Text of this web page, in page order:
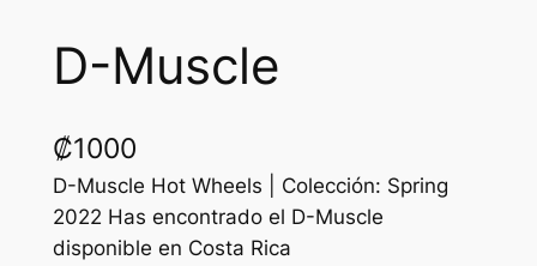
D-Muscle
₡1000
D-Muscle Hot Wheels | Colección: Spring
2022 Has encontrado el D-Muscle
disponible en Costa Rica